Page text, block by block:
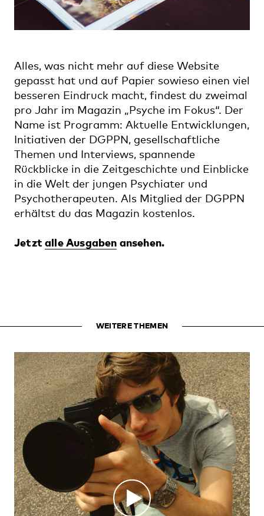
Alles, was nicht mehr auf diese Website
gepasst hat und auf Papier sowieso einen viel
besseren Eindruck macht, findest du zweimal
pro Jahr im Magazin „Psyche im Fokus“. Der
Name ist Programm: Aktuelle Entwicklungen,
Initiativen der DGPPN, gesellschaftliche
Themen und Interviews, spannende
Rückblicke in die Zeitgeschichte und Einblicke
in die Welt der jungen Psychiater und
Psychotherapeuten. Als Mitglied der DGPPN
erhältst du das Magazin kostenlos.
Jetztalle Ausgaben ansehen.
WEITERE THEMEN